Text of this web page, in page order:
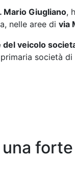
Mario Giugliano,
nelle aree di via
veicolo
società